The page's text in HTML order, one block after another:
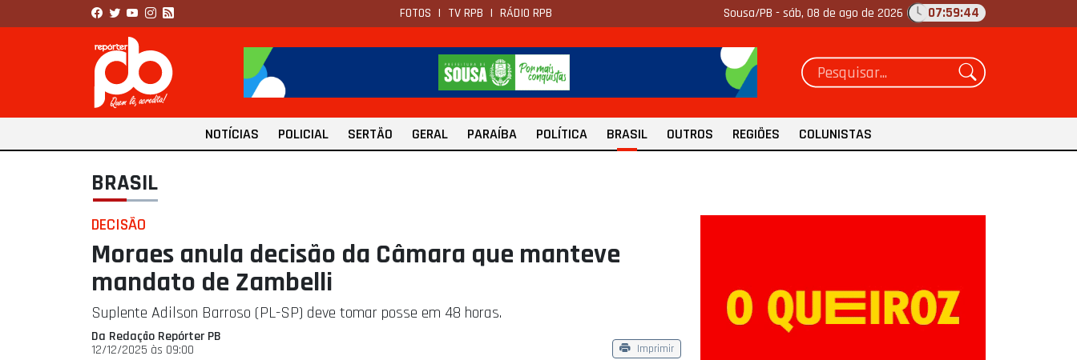
FOTOS | TV RPB | RÁDIO RPB Sousa/PB -sáb, 08 de ago de 2026 07:59:45
NOTÍCIAS POLICIAL SERTÃO GERAL PARAÍBA POLÍTICA BRASIL OUTROS REGIÕES COLUNISTAS
BRASIL
DECISÃO
Moraes anula decisão da Câmara que manteve
mandato de Zambelli
Suplente Adilson Barroso (PL-SP) deve tomar posse em 48 horas.
Da Redação Repórter PB
12/12/2025 às 09:00
Imprimir